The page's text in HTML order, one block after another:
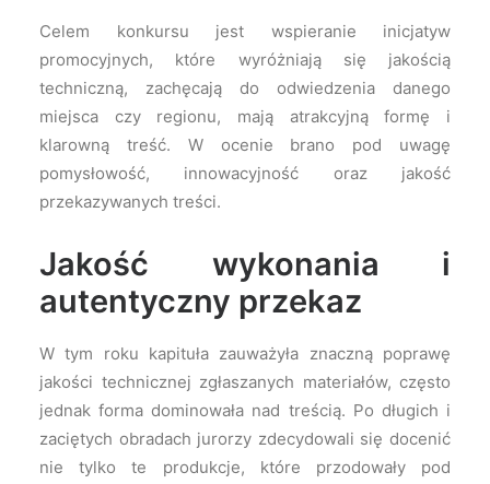
Celem konkursu jest wspieranie inicjatyw
promocyjnych, które wyróżniają się jakością
techniczną, zachęcają do odwiedzenia danego
miejsca czy regionu, mają atrakcyjną formę i
klarowną treść. W ocenie brano pod uwagę
pomysłowość, innowacyjność oraz jakość
przekazywanych treści.
Jakość wykonania i
autentyczny przekaz
W tym roku kapituła zauważyła znaczną poprawę
jakości technicznej zgłaszanych materiałów, często
jednak forma dominowała nad treścią. Po długich i
zaciętych obradach jurorzy zdecydowali się docenić
nie tylko te produkcje, które przodowały pod